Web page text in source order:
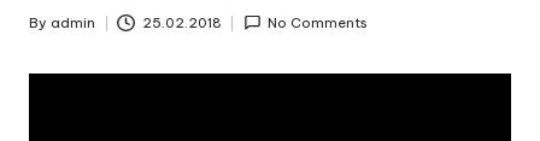
Posted
By admin 25.02.2018 No Comments